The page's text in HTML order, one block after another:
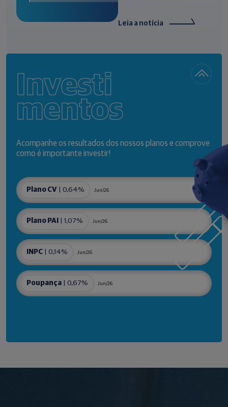
Leia a notícia
Investi
mentos
Acompanhe os resultados dos nossos planos e comprove
como é importante investir!
Plano CV | 0,64% Jun/26
Plano PAI | 1,07% Jun/26
INPC | 0,14% Jun/26
Poupança | 0,67% Jun/26